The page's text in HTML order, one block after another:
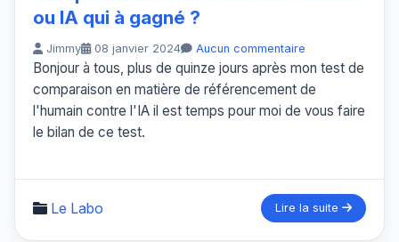
ou IA qui à gagné ?
Jimmy 08 janvier 2024 Aucun commentaire
Bonjour à tous, plus de quinze jours après mon test de
comparaison en matière de référencement de
l'humain contre l'IA il est temps pour moi de vous faire
le bilan de ce test.
Le Labo Lire la suite